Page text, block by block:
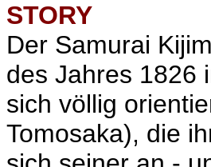
STORY
Der Samurai
des Jahres 1826
sich völlig
Tomosaka), die